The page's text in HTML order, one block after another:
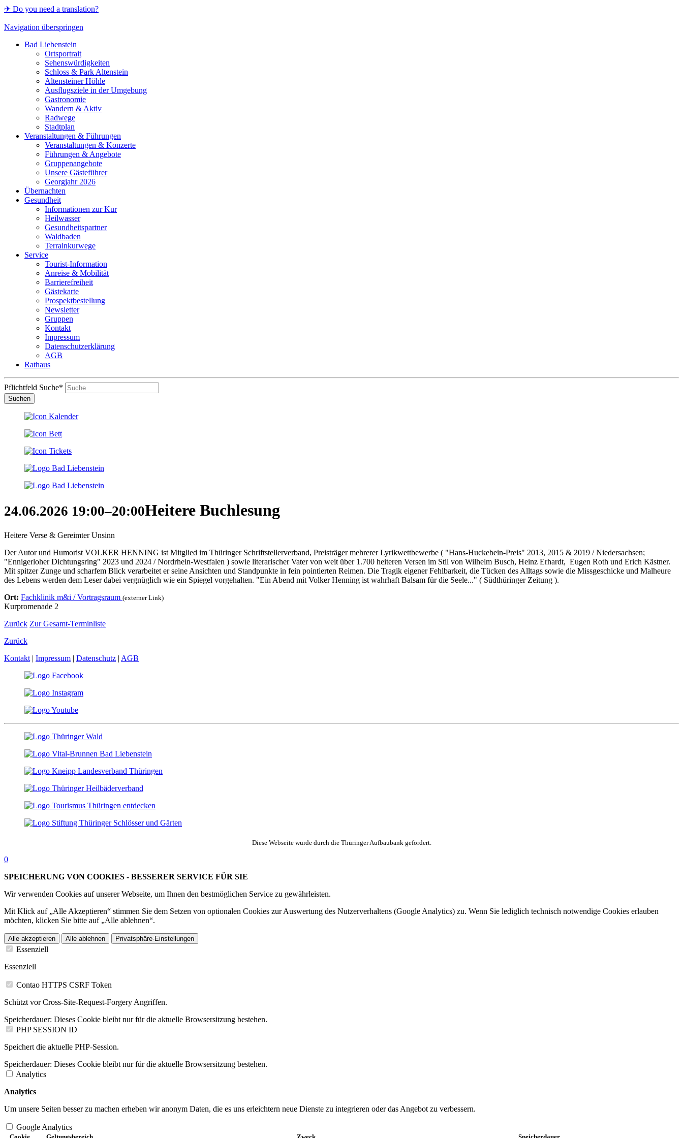
✈ Do you need a translation?
Navigation überspringen
Bad Liebenstein
Ortsportrait
Sehenswürdigkeiten
Schloss & Park Altenstein
Altensteiner Höhle
Ausflugsziele in der Umgebung
Gastronomie
Wandern & Aktiv
Radwege
Stadtplan
Veranstaltungen & Führungen
Veranstaltungen & Konzerte
Führungen & Angebote
Gruppenangebote
Unsere Gästeführer
Georgjahr 2026
Übernachten
Gesundheit
Informationen zur Kur
Heilwasser
Gesundheitspartner
Waldbaden
Terrainkurwege
Service
Tourist-Information
Anreise & Mobilität
Barrierefreiheit
Gästekarte
Prospektbestellung
Newsletter
Gruppen
Kontakt
Impressum
Datenschutzerklärung
AGB
Rathaus
Pflichtfeld Suche*
Suchen
24.06.2026 19:00–20:00Heitere Buchlesung
Heitere Verse & Gereimter Unsinn
Der Autor und Humorist VOLKER HENNING ist Mitglied im Thüringer Schriftstellerverband, Preisträger mehrerer Lyrikwettbewerbe ( "Hans-Huckebein-Preis" 2013, 2015 & 2019 / Niedersachsen;
"Ennigerloher Dichtungsring" 2023 und 2024 / Nordrhein-Westfalen ) sowie literarischer Vater von weit über 1.700 heiteren Versen im Stil von Wilhelm Busch, Heinz Erhardt, Eugen Roth und Erich Kästner.
Mit spitzer Zunge und scharfem Blick verarbeitet er seine Ansichten und Standpunkte in fein pointierten Reimen. Die Tragik eigener Fehlbarkeit, die Tücken des Alltags sowie die Missgeschicke und Malheure
des Lebens werden dem Leser dabei vergnüglich wie ein Spiegel vorgehalten. "Ein Abend mit Volker Henning ist wahrhaft Balsam für die Seele..." ( Südthüringer Zeitung ).
Ort: Fachklinik m&i / Vortragsraum (externer Link)
Kurpromenade 2
Zurück Zur Gesamt-Terminliste
Zurück
Kontakt | Impressum | Datenschutz | AGB
Diese Webseite wurde durch die Thüringer Aufbaubank gefördert.
0
SPEICHERUNG VON COOKIES - BESSERER SERVICE FÜR SIE
Wir verwenden Cookies auf unserer Webseite, um Ihnen den bestmöglichen Service zu gewährleisten.
Mit Klick auf „Alle Akzeptieren“ stimmen Sie dem Setzen von optionalen Cookies zur Auswertung des Nutzerverhaltens (Google Analytics) zu. Wenn Sie lediglich technisch notwendige Cookies erlauben
möchten, klicken Sie bitte auf „Alle ablehnen“.
Alle akzeptieren Alle ablehnen Privatsphäre-Einstellungen
Essenziell
Essenziell
Contao HTTPS CSRF Token
Schützt vor Cross-Site-Request-Forgery Angriffen.
Speicherdauer: Dieses Cookie bleibt nur für die aktuelle Browsersitzung bestehen.
PHP SESSION ID
Speichert die aktuelle PHP-Session.
Speicherdauer: Dieses Cookie bleibt nur für die aktuelle Browsersitzung bestehen.
Analytics
Analytics
Um unsere Seiten besser zu machen erheben wir anonym Daten, die es uns erleichtern neue Dienste zu integrieren oder das Angebot zu verbessern.
Google Analytics